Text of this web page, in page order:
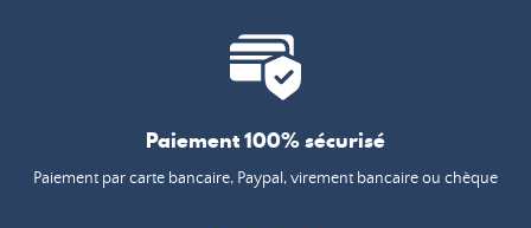
Paiement 100% sécurisé
Paiement par carte bancaire, Paypal, virement bancaire ou chèque